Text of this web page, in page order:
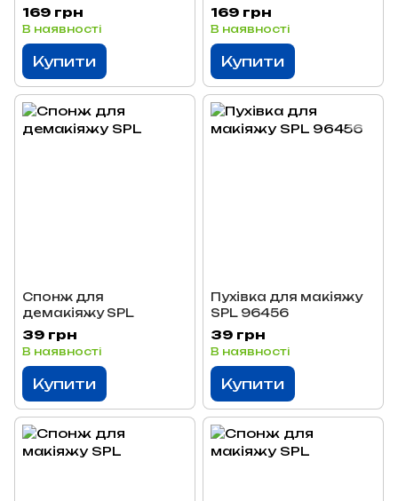
169 грн
В наявності
Купити
169 грн
В наявності
Купити
Спонж для
демакіяжу SPL
39 грн
В наявності
Купити
Пухівка для макіяжу
SPL 96456
39 грн
В наявності
Купити